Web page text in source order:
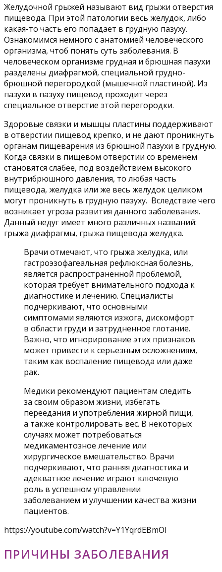
Желудочной грыжей называют вид грыжи отверстия
пищевода. При этой патологии весь желудок, либо
какая-то часть его попадает в грудную пазуху.
Ознакомимся немного с анатомией человеческого
организма, чтоб понять суть заболевания. В
человеческом организме грудная и брюшная пазухи
разделены диафрагмой, специальной грудно-
брюшной перегородкой (мышечной пластиной). Из
пазухи в пазуху пищевод проходит через
специальное отверстие этой перегородки.
Здоровые связки и мышцы пластины поддерживают
в отверстии пищевод крепко, и не дают проникнуть
органам пищеварения из брюшной пазухи в грудную.
Когда связки в пищевом отверстии со временем
становятся слабее, под воздействием высокого
внутрибрюшного давления, то любая часть
пищевода, желудка или же весь желудок целиком
могут проникнуть в грудную пазуху. Вследствие чего
возникает угроза развития данного заболевания.
Данный недуг имеет много различных названий:
грыжа диафрагмы, грыжа пищевода желудка.
Врачи отмечают, что грыжа желудка, или
гастроэзофагеальная рефлюксная болезнь,
является распространенной проблемой,
которая требует внимательного подхода к
диагностике и лечению. Специалисты
подчеркивают, что основными
симптомами являются изжога, дискомфорт
в области груди и затрудненное глотание.
Важно, что игнорирование этих признаков
может привести к серьезным осложнениям,
таким как воспаление пищевода или даже
рак.
Медики рекомендуют пациентам следить
за своим образом жизни, избегать
переедания и употребления жирной пищи,
а также контролировать вес. В некоторых
случаях может потребоваться
медикаментозное лечение или
хирургическое вмешательство. Врачи
подчеркивают, что ранняя диагностика и
адекватное лечение играют ключевую
роль в успешном управлении
заболеванием и улучшении качества жизни
пациентов.
https://youtube.com/watch?v=Y1YqrdEBmOI
ПРИЧИНЫ ЗАБОЛЕВАНИЯ